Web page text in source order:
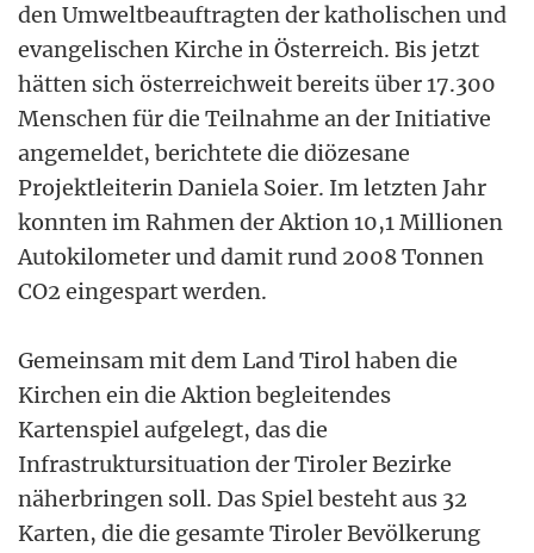
den Umweltbeauftragten der katholischen und
evangelischen Kirche in Österreich. Bis jetzt
hätten sich österreichweit bereits über 17.300
Menschen für die Teilnahme an der Initiative
angemeldet, berichtete die diözesane
Projektleiterin Daniela Soier. Im letzten Jahr
konnten im Rahmen der Aktion 10,1 Millionen
Autokilometer und damit rund 2008 Tonnen
CO2 eingespart werden.
Gemeinsam mit dem Land Tirol haben die
Kirchen ein die Aktion begleitendes
Kartenspiel aufgelegt, das die
Infrastruktursituation der Tiroler Bezirke
näherbringen soll. Das Spiel besteht aus 32
Karten, die die gesamte Tiroler Bevölkerung